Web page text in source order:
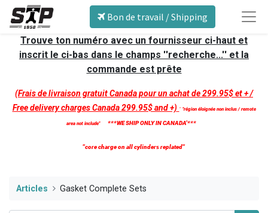
Bon de travail / Shipping
Trouve ton numéro avec un fournisseur ci-haut et
inscrit le ci-bas dans le champs ''recherche...'' et la
commande est prête
(Frais de livraison gratuit Canada pour un achat de 299.95$ et + /
Free delivery charges Canada 299.95$ and +) ' ''région éloignée non inclus / remote
area not include'' ***WE SHIP ONLY IN CANADA'***
''core charge on all cylinders replated''
Articles Gasket Complete Sets